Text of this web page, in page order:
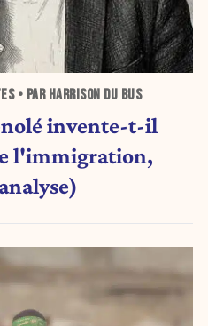
• PAR HARRISON DU BUS
invente-t-il
l'immigration,